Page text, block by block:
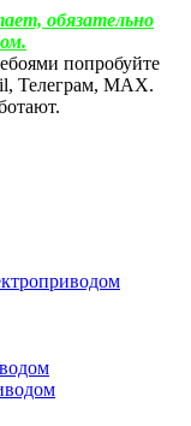
обязательно
попробуйте
Телеграм, МАХ.